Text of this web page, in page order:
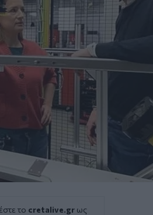
το cretalive.gr ως